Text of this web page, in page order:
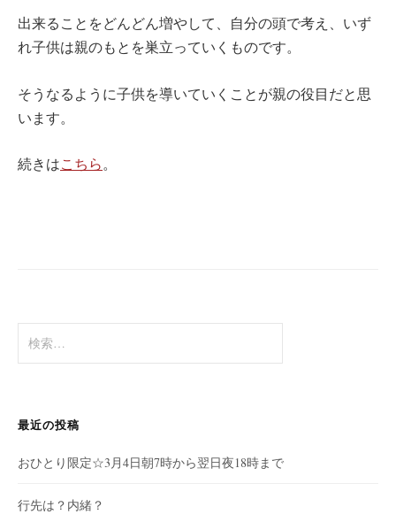
出来ることをどんどん増やして、自分の頭で考え、いず
れ子供は親のもとを巣立っていくものです。
そうなるように子供を導いていくことが親の役目だと思
います。
続きはこちら。
索:
最近の投稿
おひとり限定☆3月4日朝7時から翌日夜18時まで
行先は？内緒？